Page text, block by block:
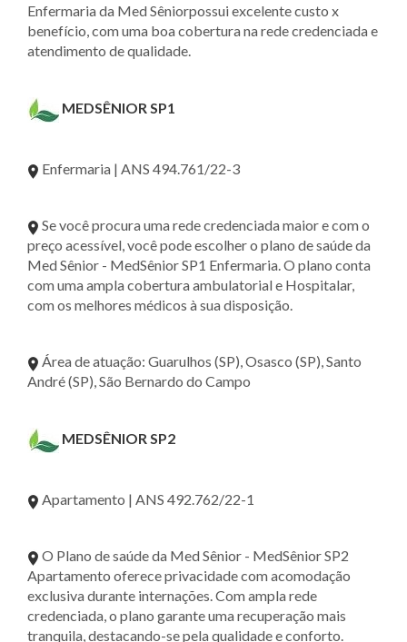
Enfermaria da Med Sêniorpossui excelente custo x
benefício, com uma boa cobertura na rede credenciada e
atendimento de qualidade.
MEDSÊNIOR SP1
Enfermaria | ANS 494.761/22-3
Se você procura uma rede credenciada maior e com o
preço acessível, você pode escolher o plano de saúde da
Med Sênior - MedSênior SP1 Enfermaria. O plano conta
com uma ampla cobertura ambulatorial e Hospitalar,
com os melhores médicos à sua disposição.
Área de atuação: Guarulhos (SP), Osasco (SP), Santo
André (SP), São Bernardo do Campo
MEDSÊNIOR SP2
Apartamento | ANS 492.762/22-1
O Plano de saúde da Med Sênior - MedSênior SP2
Apartamento oferece privacidade com acomodação
exclusiva durante internações. Com ampla rede
credenciada, o plano garante uma recuperação mais
tranquila, destacando-se pela qualidade e conforto.